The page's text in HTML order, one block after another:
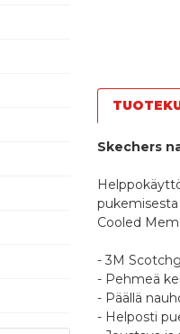
Skechers
Cooled
- 3M
- Pehmeä
- Päällä
- Helposti